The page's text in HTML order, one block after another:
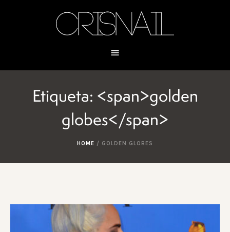
Etiqueta: <span>golden
globes</span>
HOME / GOLDEN GLOBES